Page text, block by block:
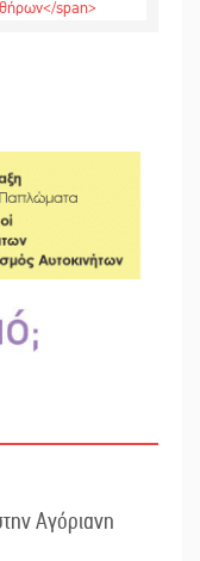
Αγόριανη